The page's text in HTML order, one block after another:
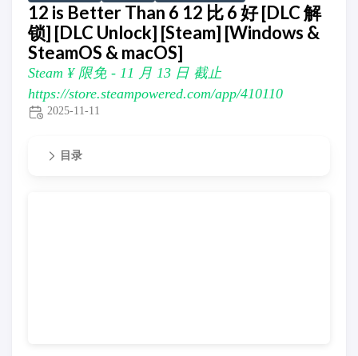
12 is Better Than 6 12 比 6 好 [DLC 解
锁] [DLC Unlock] [Steam] [Windows &
SteamOS & macOS]
Steam ¥ 限免 - 11 月 13 日 截止
https://store.steampowered.com/app/410110
2025-11-11
目录